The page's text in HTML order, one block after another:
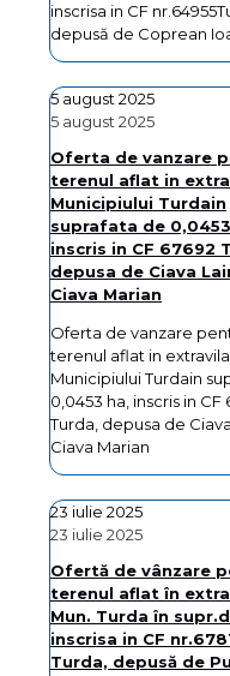
inscrisa in CF
depusă de Coprean
5 august 2025
5 august 2025
Oferta de vanzare
terenul aflat in
Municipiului Turdain
suprafata de
inscris in CF 67692
depusa de Ciava
Ciava Marian
Oferta de vanzare
terenul aflat in
Municipiului Turdain
0,0453 ha, inscris in CF
Turda, depusa de
Ciava Marian
23 iulie 2025
23 iulie 2025
Ofertă de vânzare
terenul aflat în
Mun. Turda în
inscrisa in CF
Turda, depusă de